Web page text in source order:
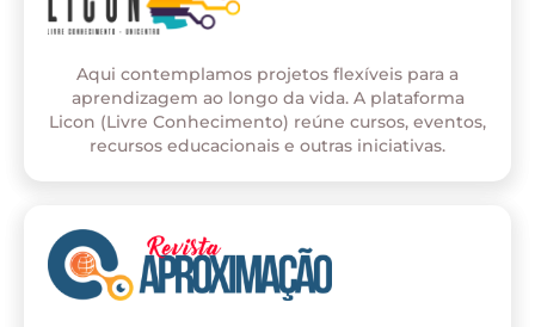
Aqui contemplamos projetos flexíveis para a
aprendizagem ao longo da vida. A plataforma
Licon (Livre Conhecimento) reúne cursos, eventos,
recursos educacionais e outras iniciativas.